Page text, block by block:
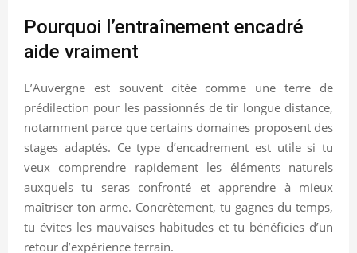
Pourquoi l’entraînement encadré
aide vraiment
L’Auvergne est souvent citée comme une terre de
prédilection pour les passionnés de tir longue distance,
notamment parce que certains domaines proposent des
stages adaptés. Ce type d’encadrement est utile si tu
veux comprendre rapidement les éléments naturels
auxquels tu seras confronté et apprendre à mieux
maîtriser ton arme. Concrètement, tu gagnes du temps,
tu évites les mauvaises habitudes et tu bénéficies d’un
retour d’expérience terrain.